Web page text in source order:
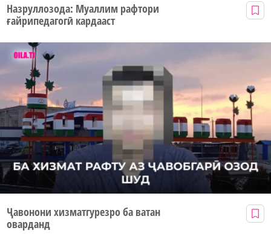
Назруллозода: Муаллим рафтори
ғайрипедагогӣ кардааст
Ҷавонони хизматгурезро ба ватан
оварданд